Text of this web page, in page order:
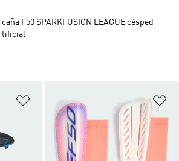
Añadir a la lista de deseos
F50 SPARKFUSION LEAGUE césped